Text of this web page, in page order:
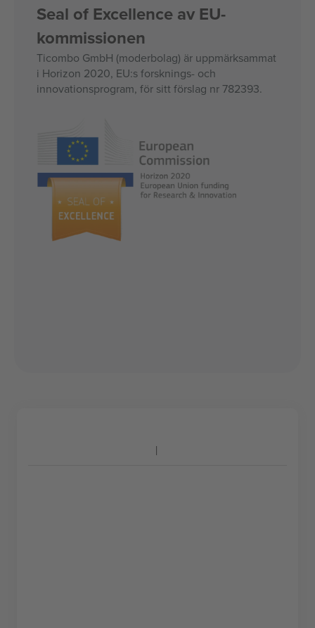
Seal of Excellence av EU-
kommissionen
Ticombo GmbH (moderbolag) är uppmärksammat
i Horizon 2020, EU:s forsknings- och
innovationsprogram, för sitt förslag nr 782393.